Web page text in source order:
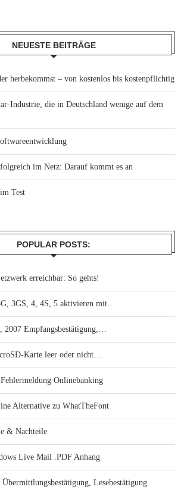
NEUESTE BEITRÄGE
herbekommst – von kostenlos bis kostenpflichtig
Industrie, die in Deutschland wenige auf dem
im Netz: Darauf kommt es an
Test
POPULAR POSTS:
erreichbar: So gehts!
3GS, 4, 4S, 5 aktivieren mit…
2007 Empfangsbestätigung,…
Karte leer oder nicht…
Onlinebanking
Alternative zu WhatTheFont
& Nachteile
Live Mail .PDF Anhang
Lesebestätigung